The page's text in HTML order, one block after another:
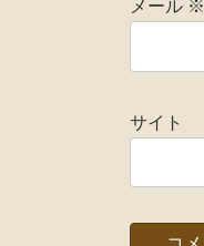
メール ※
サイト